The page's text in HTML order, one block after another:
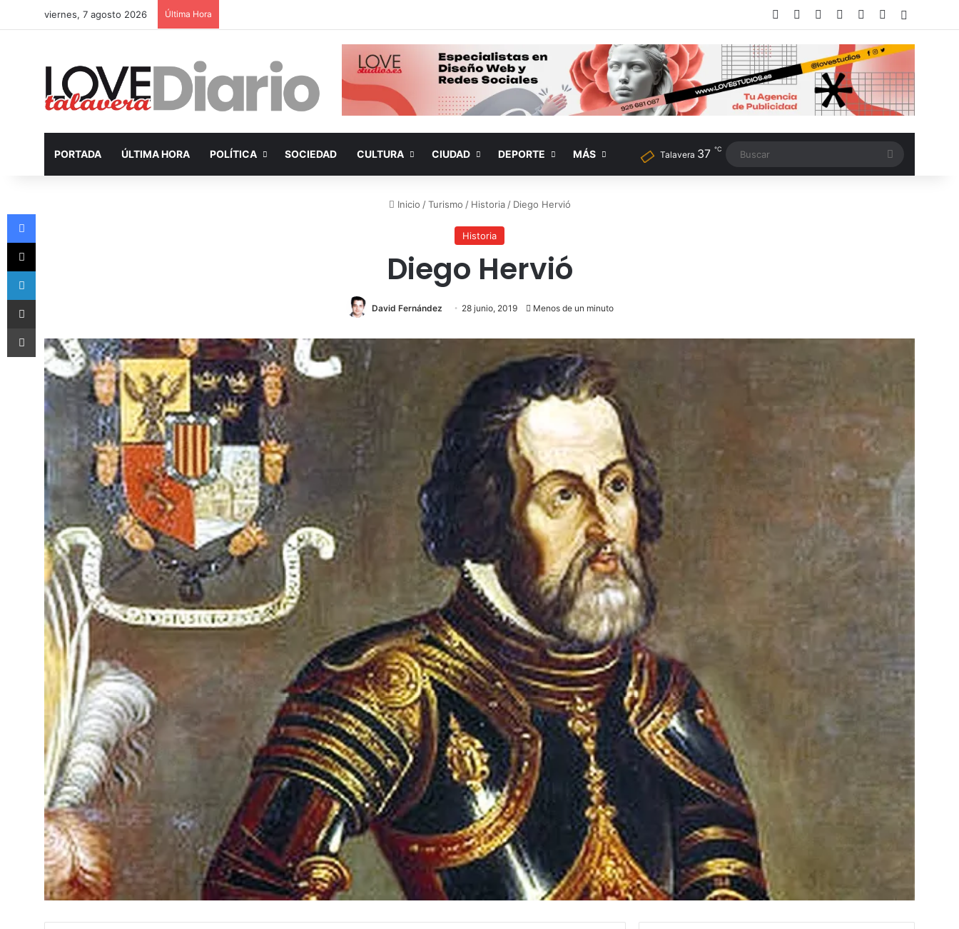
viernes, 7 agosto 2026 Última Hora Facebook LinkedInInstagram
TikTokRSS
PORTADA ÚLTIMA HORA POLÍTICA SOCIEDAD CULTURA CIUDAD DEPORTE MÁS Talavera 37 ℃
Inicio / Turismo / Historia / Diego Hervió
Historia
Diego Hervió
David Fernández 28 junio, 2019 Menos de un minuto